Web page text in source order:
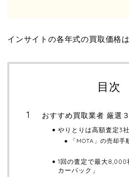
インサイトの各年式の買取価格は
目次
おすすめ買取業者 厳選
やりとりは高額査定3社
「MOTA」の売却手
1回の査定で最大
カーパック」